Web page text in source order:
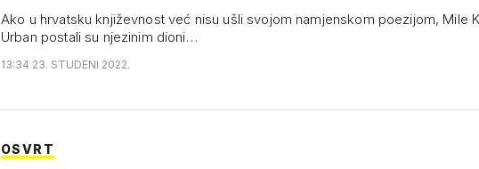
Ako u hrvatsku književnost već nisu ušli svojom namjenskom poezijom, Mile
Urban postali su njezinim dioni…
13:34 23. STUDENI 2022.
OSVRT